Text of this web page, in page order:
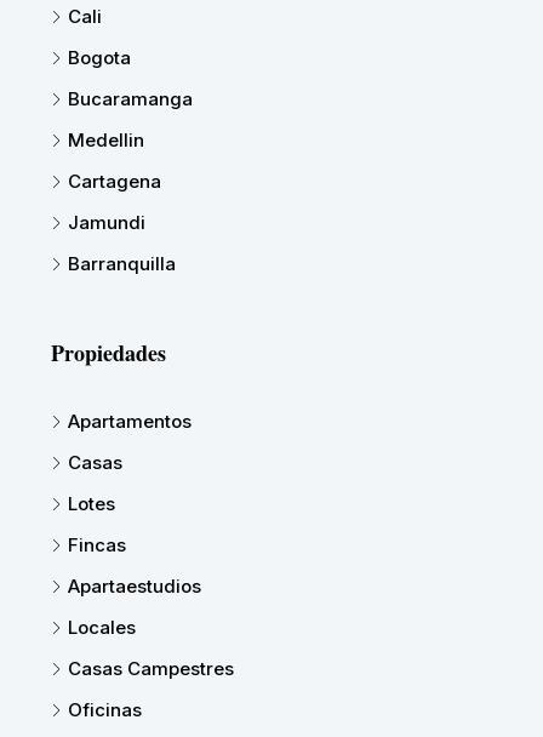
Cali
Bogota
Bucaramanga
Medellin
Cartagena
Jamundi
Barranquilla
Propiedades
Apartamentos
Casas
Lotes
Fincas
Apartaestudios
Locales
Casas Campestres
Oficinas